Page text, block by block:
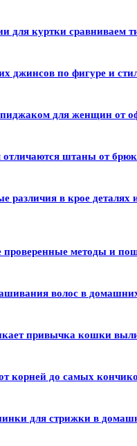
для куртки сравниваем
джинсов по фигуре и
для женщин от
отличаются штаны от
различия в крое деталях
проверенные методы и
волос в
привычка кошки
корней до самых
для стрижки в